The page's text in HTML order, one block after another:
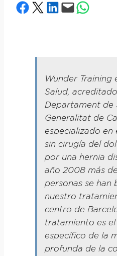
Compartir en Facebook
Compartir en X Compartir en LinkedIn
Envía esta página por correo
Compartir en
Wunder Training
Salud,
Departament de
Generalitat de
especializado
sin cirugía del
por una hernia
año 2008 más
personas se han
nuestro
centro de
tratamiento es
específico de la
profunda de la